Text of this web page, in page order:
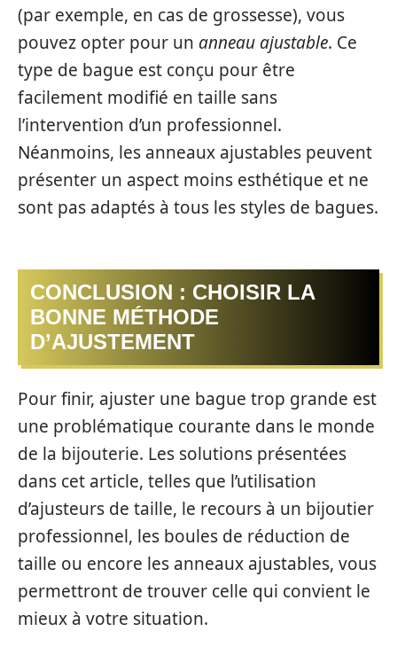
(par exemple, en cas de grossesse), vous
pouvez opter pour un anneau ajustable. Ce
type de bague est conçu pour être
facilement modifié en taille sans
l’intervention d’un professionnel.
Néanmoins, les anneaux ajustables peuvent
présenter un aspect moins esthétique et ne
sont pas adaptés à tous les styles de bagues.
CONCLUSION : CHOISIR LA
BONNE MÉTHODE
D’AJUSTEMENT
Pour finir, ajuster une bague trop grande est
une problématique courante dans le monde
de la bijouterie. Les solutions présentées
dans cet article, telles que l’utilisation
d’ajusteurs de taille, le recours à un bijoutier
professionnel, les boules de réduction de
taille ou encore les anneaux ajustables, vous
permettront de trouver celle qui convient le
mieux à votre situation.